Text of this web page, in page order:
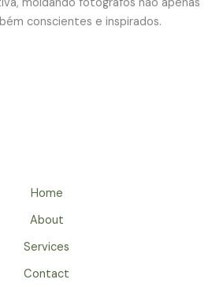
moldando fotógrafos não apenas
conscientes e inspirados.
Home
About
Services
Contact